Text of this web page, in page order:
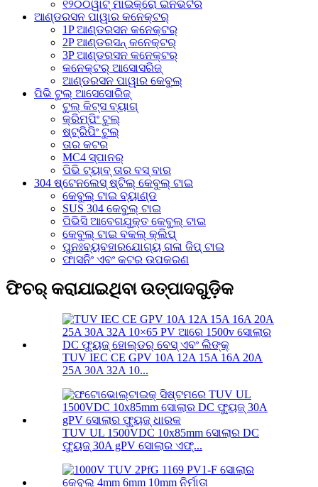
୧୨୦୦ୱାଟ୍ ମାଇକ୍ରୋ ଇନଭର୍ଟର
ଆଣ୍ଡରସନ ପାୱାର କନେକ୍ଟର୍
1P ଆଣ୍ଡରସନ କନେକ୍ଟର୍
2P ଆଣ୍ଡରସନ୍ କନେକ୍ଟର୍
3P ଆଣ୍ଡରସନ କନେକ୍ଟର୍
କନେକ୍ଟର୍ ଆସୋସରିଜ୍
ଆଣ୍ଡରସନ ପାୱାର କେବୁଲ୍
ପିଭି ଟୁଲ୍ ଆସେସୋରିଜ୍
ଟୁଲ୍ କିଟ୍ସ ବ୍ୟାଗ୍
କ୍ରିମ୍ପିଂ ଟୁଲ୍
ଷ୍ଟ୍ରିପିଂ ଟୁଲ୍
ତାର କଟର
MC4 ସ୍ପାନର୍
ପିଭି ଟ୍ୟାବ୍ ତାର ବସ୍ ବାର
304 ଷ୍ଟେନଲେସ୍ ଷ୍ଟିଲ୍ କେବୁଲ୍ ଟାଇ
କେବୁଲ୍ ଟାଇ ବ୍ୟାଣ୍ଡ
SUS 304 କେବୁଲ୍ ଟାଇ
ପିଭିସି ଆବେଗଯୁକ୍ତ କେବୁଲ୍ ଟାଇ
କେବୁଲ୍ ଟାଇ ବକଲ୍ କ୍ଲିପ୍
ପୁନଃବ୍ୟବହାରଯୋଗ୍ୟ ଗଳା ଜିପ୍ ଟାଇ
ଫାସନିଂ ଏବଂ କଟର ଉପକରଣ
ଫିଚର୍ କରାଯାଇଥିବା ଉତ୍ପାଦଗୁଡ଼ିକ
TUV IEC CE GPV 10A 12A 15A 16A 20A
25A 30A 32A 10...
TUV UL 1500VDC 10x85mm ସୋଲାର DC
ଫ୍ୟୁଜ୍ 30A gPV ସୋଲାର ଏଫ୍...